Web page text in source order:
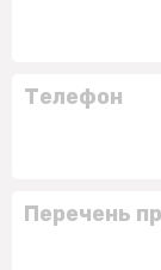
Телефон
Перечень